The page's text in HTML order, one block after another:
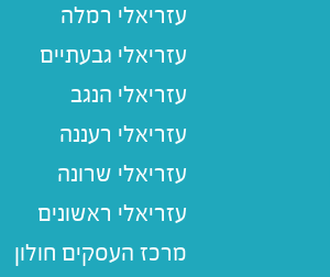
עזריאלי רמלה
עזריאלי גבעתיים
עזריאלי הנגב
עזריאלי רעננה
עזריאלי שרונה
עזריאלי ראשונים
מרכז העסקים חולון